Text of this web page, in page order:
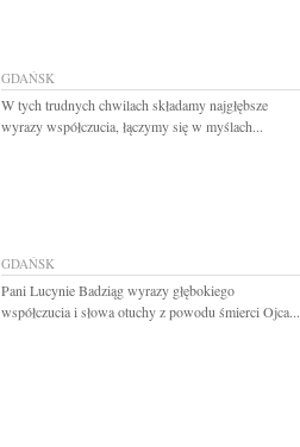
GDAŃSK
W tych trudnych chwilach składamy najgłębsze
wyrazy współczucia, łączymy się w myślach...
GDAŃSK
Pani Lucynie Badziąg wyrazy głębokiego
współczucia i słowa otuchy z powodu śmierci Ojca...